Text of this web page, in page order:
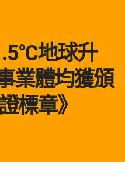
地球升
業體均獲頒
標章》